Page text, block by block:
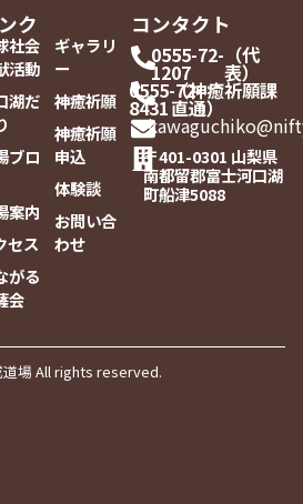
ク
社会
活動
湖だ
ブロ
案内
セス
がる
会
ギャラリ
ー
神癒祈願
神癒祈願
申込
体験談
お問い合
わせ
コンタクト
0555-72-
1207
（代
表）
0555-72-
8431
（神癒祈願課
直通）
〒401-0301 山梨県
南都留郡富士河口湖
町船津5088
道場 All rights reserved.